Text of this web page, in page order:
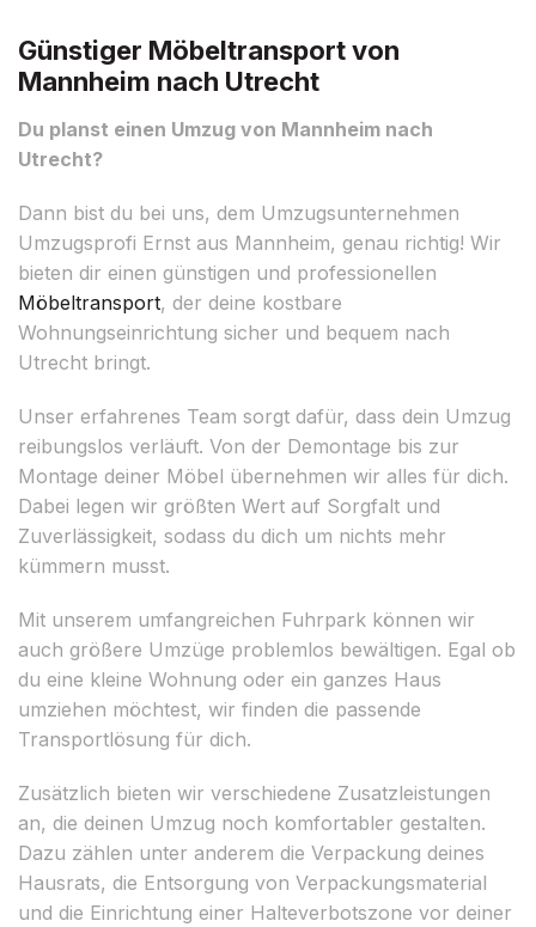
Günstiger Möbeltransport von
Mannheim nach Utrecht
Du planst einen Umzug von Mannheim nach
Utrecht?
Dann bist du bei uns, dem Umzugsunternehmen
Umzugsprofi Ernst aus Mannheim, genau richtig! Wir
bieten dir einen günstigen und professionellen
Möbeltransport, der deine kostbare
Wohnungseinrichtung sicher und bequem nach
Utrecht bringt.
Unser erfahrenes Team sorgt dafür, dass dein Umzug
reibungslos verläuft. Von der Demontage bis zur
Montage deiner Möbel übernehmen wir alles für dich.
Dabei legen wir größten Wert auf Sorgfalt und
Zuverlässigkeit, sodass du dich um nichts mehr
kümmern musst.
Mit unserem umfangreichen Fuhrpark können wir
auch größere Umzüge problemlos bewältigen. Egal ob
du eine kleine Wohnung oder ein ganzes Haus
umziehen möchtest, wir finden die passende
Transportlösung für dich.
Zusätzlich bieten wir verschiedene Zusatzleistungen
an, die deinen Umzug noch komfortabler gestalten.
Dazu zählen unter anderem die Verpackung deines
Hausrats, die Entsorgung von Verpackungsmaterial
und die Einrichtung einer Halteverbotszone vor deiner